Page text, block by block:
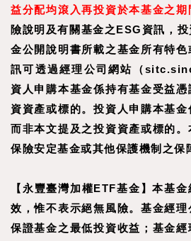
益分配均滾入再投資於本基金之
險說明及有關基金之ESG資訊，
金公開說明書所載之基金所有特
訊可透過經理公司網站（
資人申購本基金係持有基金受益
資資產或標的。投資人申購本基金
而非本文提及之投資資產或標的。
保險安定基金或其他保護機制之保
【永豐臺灣加權ETF基金】本基
效，惟不表示絕無風險。基金經
保證基金之最低投資收益；基金